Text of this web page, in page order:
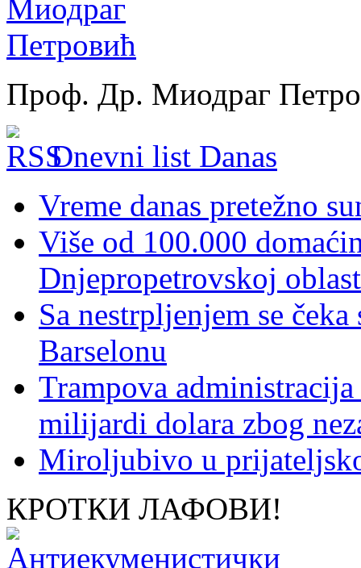
Проф. Др. Миодраг
Dnevni list Danas
Vreme danas pretežno
Više od 100.000
Dnjepropetrovskoj
Sa nestrpljenjem se
Barselonu
Trampova
milijardi dolara zbog
Miroljubivo u
КРОТКИ ЛАФОВИ!